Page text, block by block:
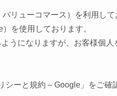
リューコマース）を利用し
を使用しております。
うになりますが、お客様個人
ーと規約 – Google」をご確